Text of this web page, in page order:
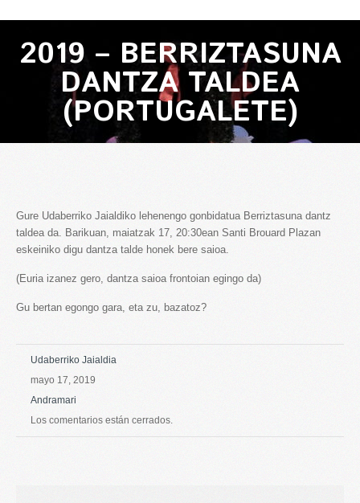
2019 – BERRIZTASUNA
DANTZA TALDEA
(PORTUGALETE)
Gure Udaberriko Jaialdiko lehenengo gonbidatua Berriztasuna dantz
taldea da. Barikuan, maiatzak 17, 20:30ean Santi Brouard Plazan
eskeiniko digu dantza talde honek bere saioa.
(Euria izanez gero, dantza saioa frontoian egingo da)
Gu bertan egongo gara, eta zu, bazatoz?
Udaberriko Jaialdia
mayo 17, 2019
Andramari
Los comentarios están cerrados.